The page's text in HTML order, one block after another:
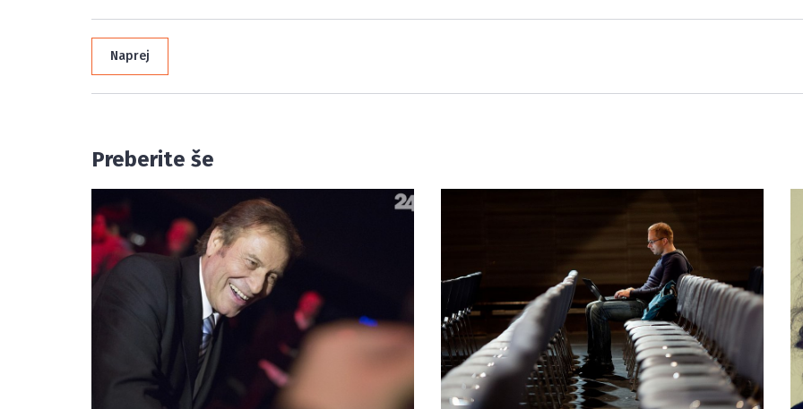
Naprej
Preberite še